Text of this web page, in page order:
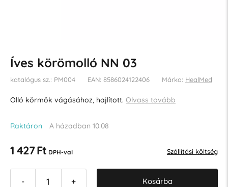
Íves körömolló NN 03
katalógus sz.: PM004 EAN: 8586024122406 Márka: HealMed
Olló körmök vágásához, hajlított. Olvass tovább
Raktáron A házadban 10.08
1 427 Ft DPH-val Szállítási költség
- + Kosárba